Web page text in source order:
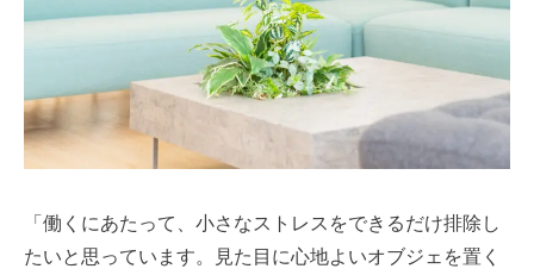
「働くにあたって、小さなストレスをできるだけ排除し
たいと思っています。見た目に心地よいオブジェを置く